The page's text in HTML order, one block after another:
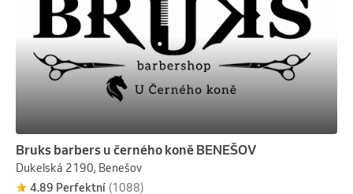
Bruks barbers u černého koně BENEŠOV
Dukelská 2190, Benešov
4.89 Perfektní (1088)